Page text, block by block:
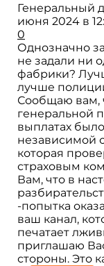
Генеральный
июня 2024 в
0
Однозначно
не задали ни
фабрики?
лучше
Сообщаю вам,
генеральной
выплатах
независимой
которая
страховым
Вам, что в
-попытка
ваш канал,
печатает
приглашаю
стороны. Это